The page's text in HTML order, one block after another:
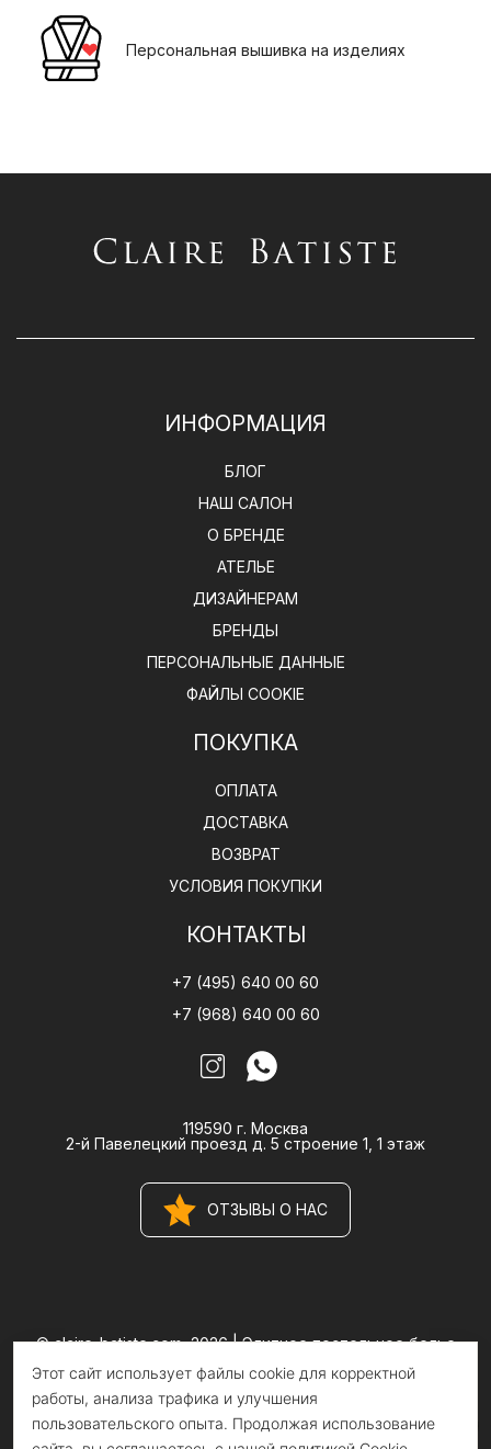
Персональная вышивка на изделиях
ИНФОРМАЦИЯ
БЛОГ
НАШ САЛОН
О БРЕНДЕ
АТЕЛЬЕ
ДИЗАЙНЕРАМ
БРЕНДЫ
ПЕРСОНАЛЬНЫЕ ДАННЫЕ
ФАЙЛЫ COOKIE
ПОКУПКА
ОПЛАТА
ДОСТАВКА
ВОЗВРАТ
УСЛОВИЯ ПОКУПКИ
КОНТАКТЫ
+7 (495) 640 00 60
+7 (968) 640 00 60
119590 г. Москва
2-й Павелецкий проезд д. 5 строение 1, 1 этаж
ОТЗЫВЫ О НАС
© claire-batiste.com, 2026 |Элитное постельное белье
Информация на сайте носит информационный характер и не
является публичной офертой
Этот сайт использует файлы cookie для корректной
работы, анализа трафика и улучшения
пользовательского опыта. Продолжая использование